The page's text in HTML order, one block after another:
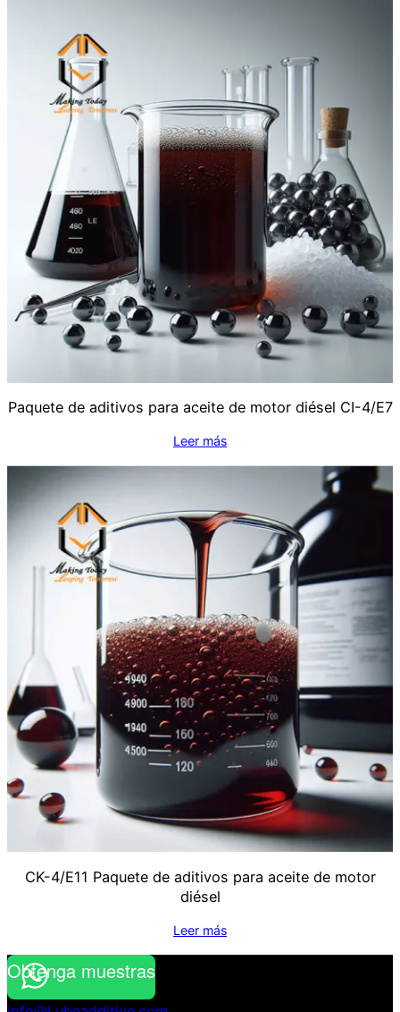
Paquete de aditivos para aceite de motor diésel CI-4/E7
Leer más
CK-4/E11 Paquete de aditivos para aceite de motor
diésel
Leer más
Obtenga muestras